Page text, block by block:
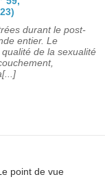
durant le post-
entier. Le
de la sexualité
point de vue